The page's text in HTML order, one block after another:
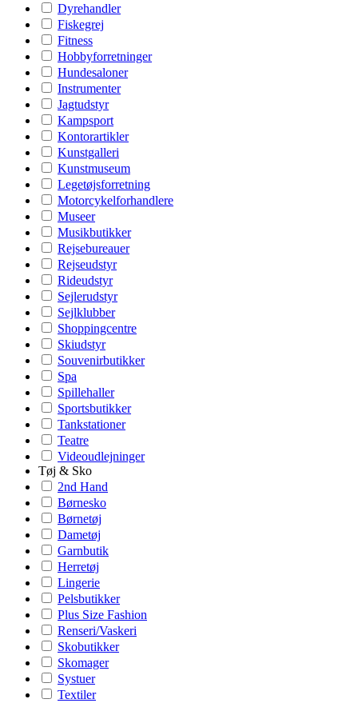
Dyrehandler
Fiskegrej
Fitness
Hobbyforretninger
Hundesaloner
Instrumenter
Jagtudstyr
Kampsport
Kontorartikler
Kunstgalleri
Kunstmuseum
Legetøjsforretning
Motorcykelforhandlere
Museer
Musikbutikker
Rejsebureauer
Rejseudstyr
Rideudstyr
Sejlerudstyr
Sejlklubber
Shoppingcentre
Skiudstyr
Souvenirbutikker
Spa
Spillehaller
Sportsbutikker
Tankstationer
Teatre
Videoudlejninger
Tøj & Sko
2nd Hand
Børnesko
Børnetøj
Dametøj
Garnbutik
Herretøj
Lingerie
Pelsbutikker
Plus Size Fashion
Renseri/Vaskeri
Skobutikker
Skomager
Systuer
Textiler